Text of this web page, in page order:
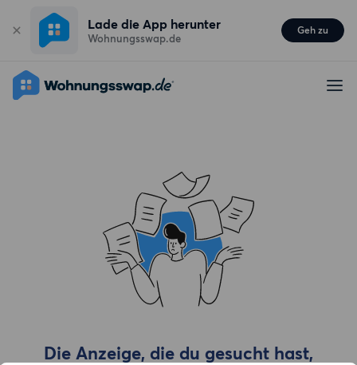
Lade die App herunter
Wohnungsswap.de
Geh zu
Die Anzeige, die du gesucht hast,